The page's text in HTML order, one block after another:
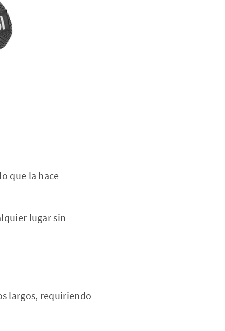
que la hace
lugar sin
largos, requiriendo